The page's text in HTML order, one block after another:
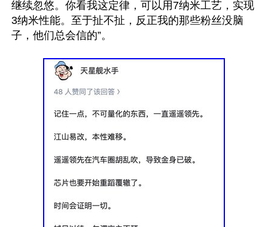
继续忽悠。你看我这定律，可以用7纳米工艺，实现
3纳米性能。至于扯不扯，反正我的那些粉丝没脑
子，他们总会信的”。